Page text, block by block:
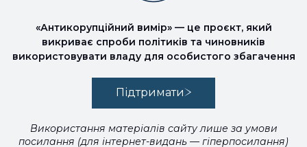
«Антикорупційний вимір» — це проєкт, який
викриває спроби політиків та чиновників
використовувати владу для особистого збагачення
Підтримати
Використання матеріалів сайту лише за умови
посилання (для інтернет-видань — гіперпосилання)